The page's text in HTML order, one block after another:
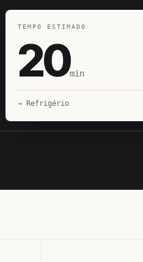
TEMPO ESTIMADO
20min
→ Refrigério